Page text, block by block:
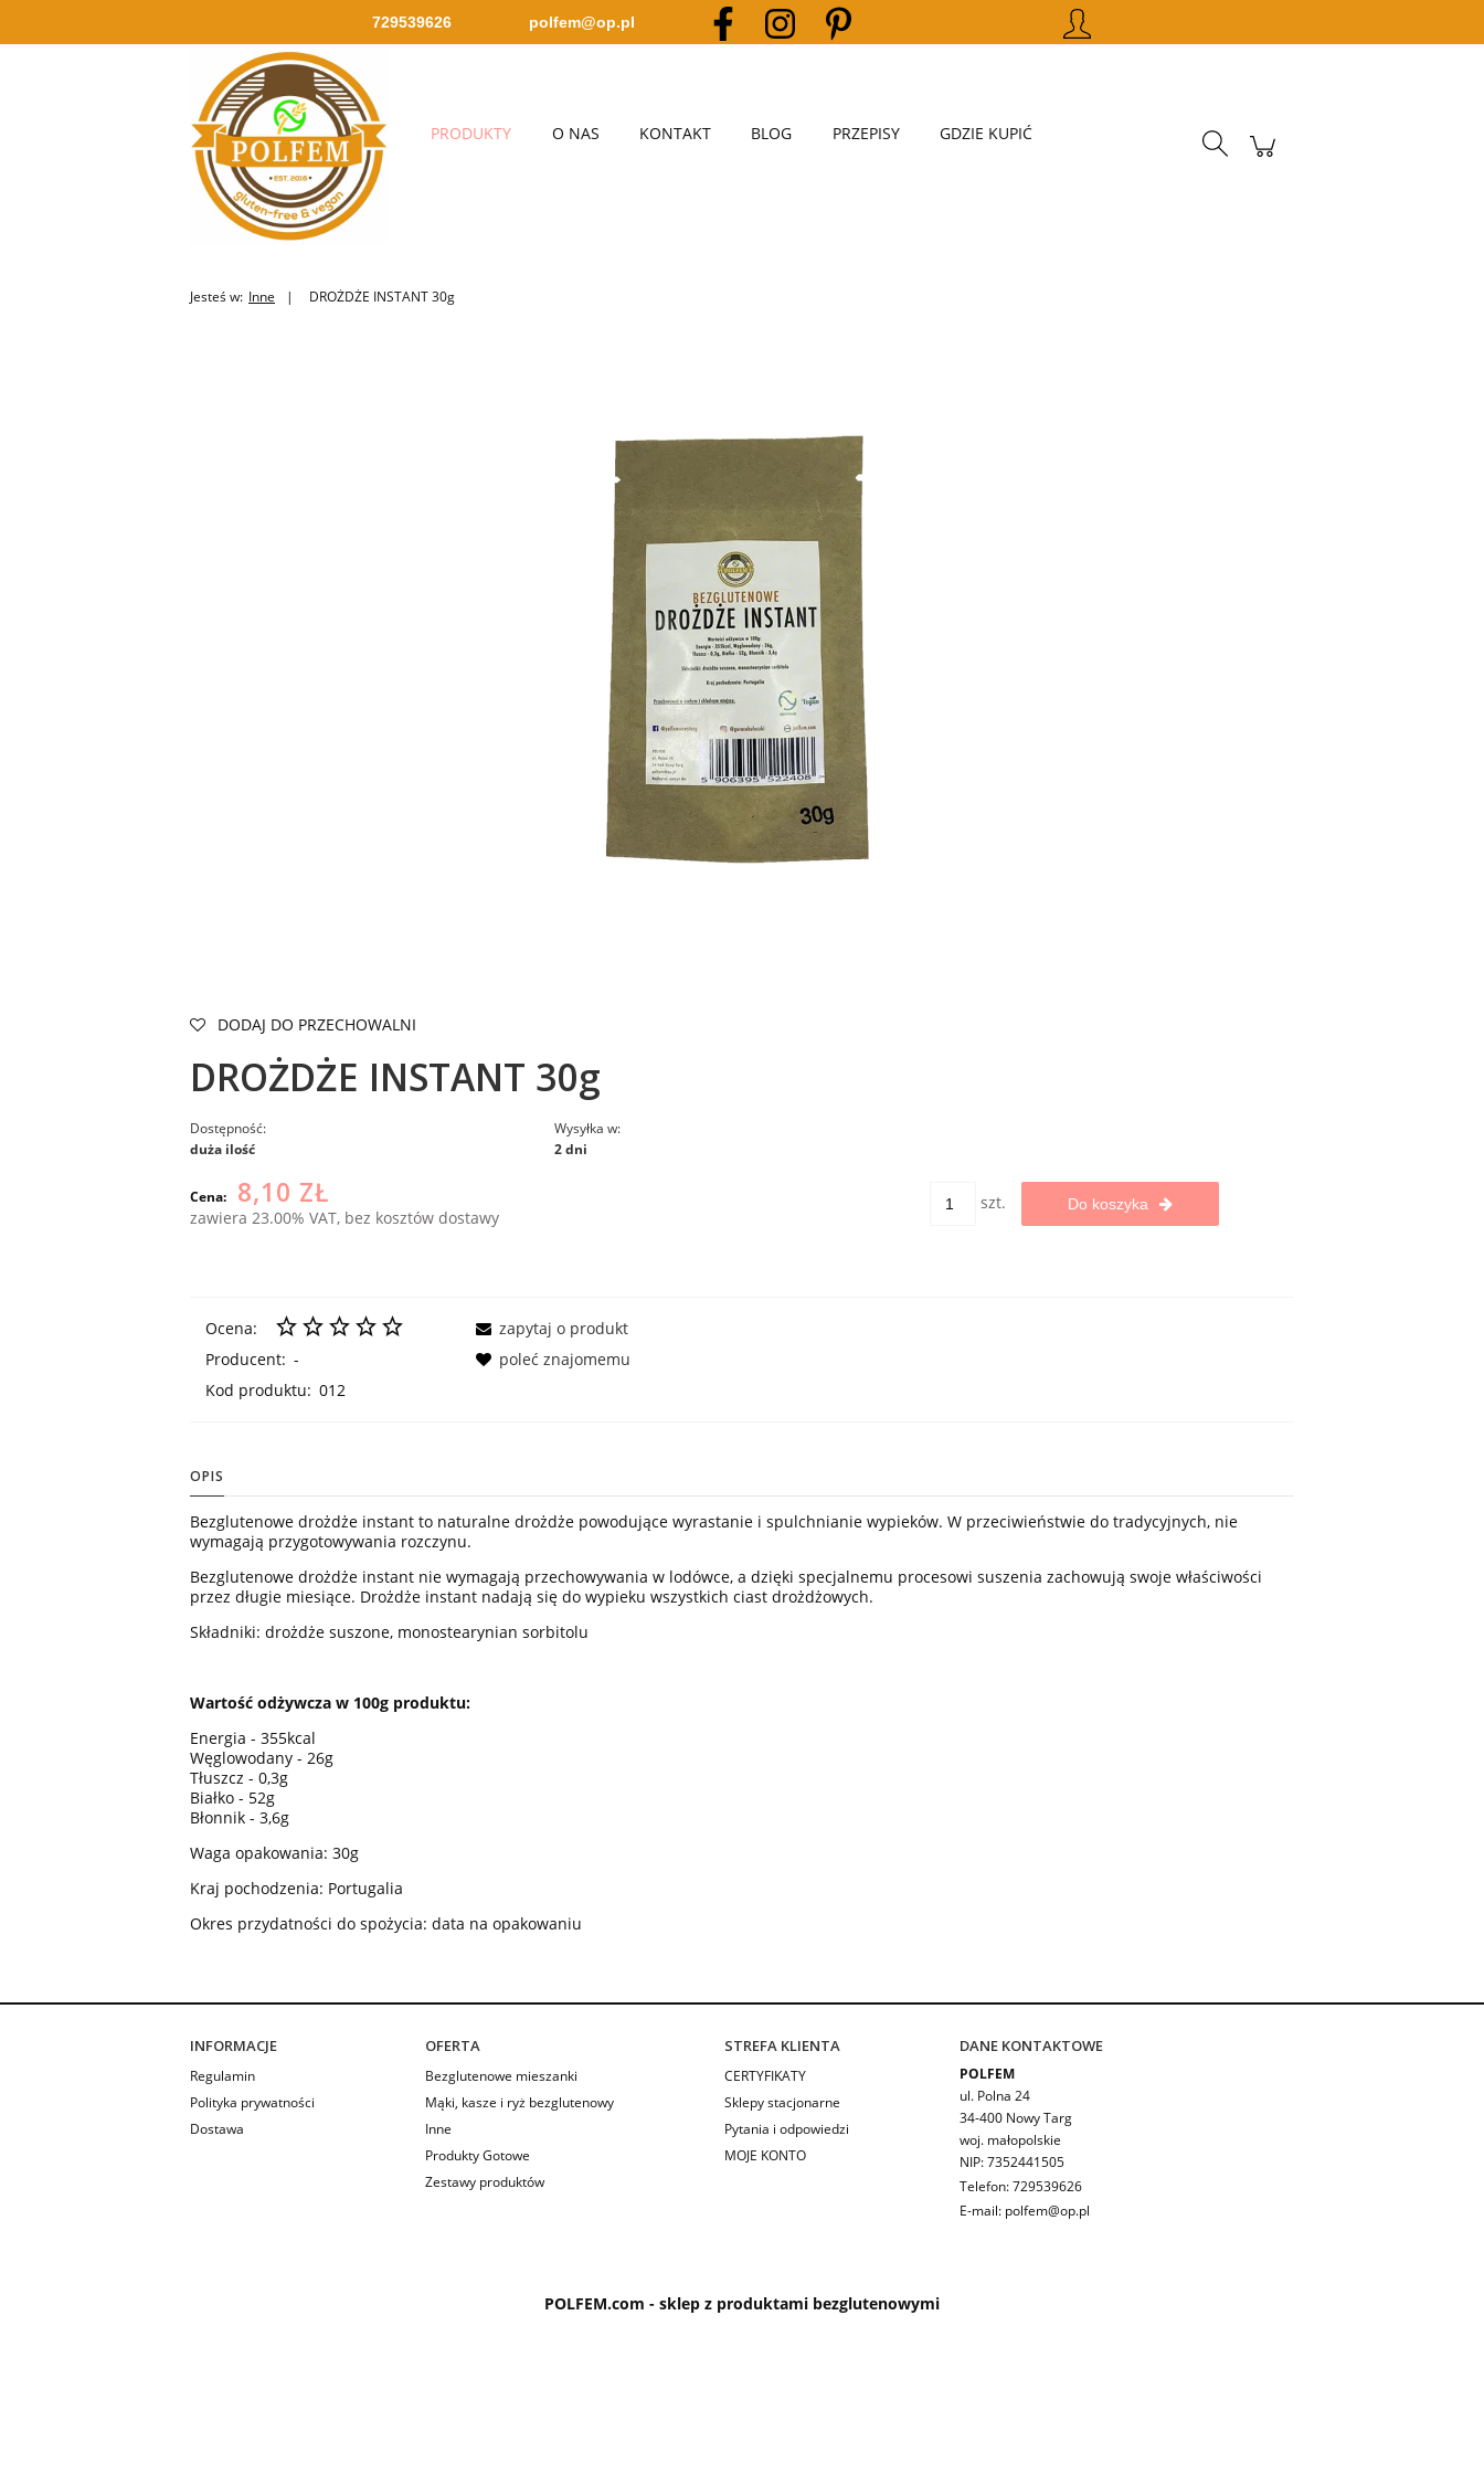
PRODUKTY O NAS KONTAKT BLOG PRZEPISY GDZIE KUPIĆ
Jesteś w: Inne DROŻDŻE INSTANT 30g
729539626 polfem@op.pl
DODAJ DO PRZECHOWALNI
DROŻDŻE INSTANT 30g
Dostępność:
duża ilość
Wysyłka w:
2 dni
Cena: 8,10 ZŁ
zawiera 23.00% VAT, bez kosztów dostawy
szt. Do koszyka
Ocena:
Producent: -
Kod produktu: 012
zapytaj o produkt
poleć znajomemu
OPIS
Bezglutenowe drożdże instant to naturalne drożdże powodujące wyrastanie i spulchnianie wypieków. W przeciwieństwie do tradycyjnych, nie
wymagają przygotowywania rozczynu.
Bezglutenowe drożdże instant nie wymagają przechowywania w lodówce, a dzięki specjalnemu procesowi suszenia zachowują swoje właściwości
przez długie miesiące. Drożdże instant nadają się do wypieku wszystkich ciast drożdżowych.
Składniki: drożdże suszone, monostearynian sorbitolu
Wartość odżywcza w 100g produktu:
Energia - 355kcal
Węglowodany - 26g
Tłuszcz - 0,3g
Białko - 52g
Błonnik - 3,6g
Waga opakowania: 30g
Kraj pochodzenia: Portugalia
Okres przydatności do spożycia: data na opakowaniu
INFORMACJE
Regulamin
Polityka prywatności
Dostawa
OFERTA
Bezglutenowe mieszanki
Mąki, kasze i ryż bezglutenowy
Inne
Produkty Gotowe
Zestawy produktów
STREFA KLIENTA
CERTYFIKATY
Sklepy stacjonarne
Pytania i odpowiedzi
MOJE KONTO
DANE KONTAKTOWE
POLFEM
ul. Polna 24
34-400 Nowy Targ
woj. małopolskie
NIP: 7352441505
Telefon:729539626
E-mail: polfem@op.pl
POLFEM.com - sklep z produktami bezglutenowymi